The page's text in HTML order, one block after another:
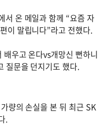
서 온 메일과 함께 “요즘 자
이 말립니다”라고 전했다.
우고 온다vs개망신 뻔하니
질문을 던지기도 했다.
량의 손실을 본 뒤 최근 SK
.